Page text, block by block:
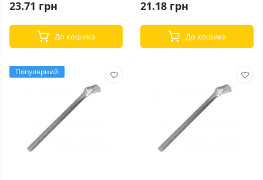
23.71 грн
До кошика
21.18 грн
До кошика
Популярний